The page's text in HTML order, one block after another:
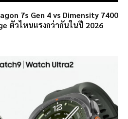
7s Gen 4 vs Dimensity 7400
ตัวไหนแรงกว่ากันในปี 2026